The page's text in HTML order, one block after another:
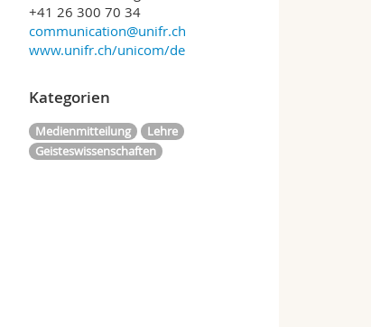
+41 26 300 70 34
communication@unifr.ch
www.unifr.ch/unicom/de
Kategorien
Medienmitteilung
Lehre
Geisteswissenschaften